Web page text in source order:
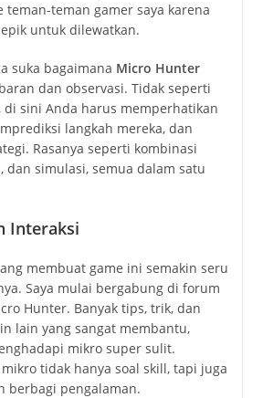
teman-teman gamer saya karena
untuk dilewatkan.
suka bagaimana Micro Hunter
dan observasi. Tidak seperti
di sini Anda harus memperhatikan
langkah mereka, dan
Rasanya seperti kombinasi
dan simulasi, semua dalam satu
Interaksi
membuat game ini semakin seru
Saya mulai bergabung di forum
Hunter. Banyak tips, trik, dan
lain yang sangat membantu,
mikro super sulit.
tidak hanya soal skill, tapi juga
berbagi pengalaman.